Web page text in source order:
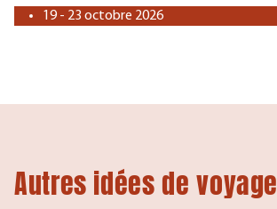
19 - 23 octobre 2026
Autres idées de voyage